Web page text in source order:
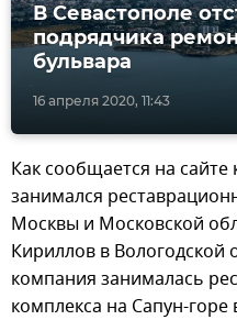
16 апреля 2020, 11:43
В Севастополе
подрядчика
бульвара
Как сообщается на
занимался
Москвы и Московской
Кириллов в Вологодской
компания занималась
комплекса на Сапун-горе